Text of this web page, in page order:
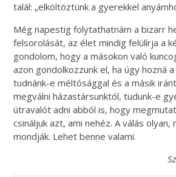
talál: „elköltöztünk a gyerekkel
Még napestig folytathatnám a bizarr
felsorolását, az élet mindig felülírja a
gondolom, hogy a másokon való
azon gondolkozzunk el, ha úgy hozná
tudnánk-e méltósággal és a másik
megválni házastársunktól, tudunk-e
útravalót adni abból is, hogy
csináljuk azt, ami nehéz. A válás olyan,
mondják. Lehet benne valami.